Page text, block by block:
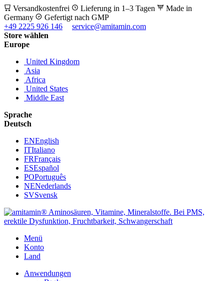
Versandkostenfrei Lieferung in 1–3 Tagen
Made in
Germany
Gefertigt nach GMP
+49 2225 926 146
service@amitamin.com
Store wählen
Europe
United Kingdom
Asia
Africa
United States
Middle East
Sprache
Deutsch
ENEnglish
ITItaliano
FRFrançais
ESEspañol
POPortuguês
NENederlands
SVSvensk
Menü
Konto
Land
Anwendungen